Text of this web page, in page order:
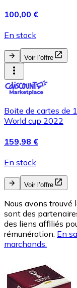
100,00 €
En stock
Voir l’offre
Boite de cartes de
World cup 2022
159,98 €
En stock
Voir l’offre
Nous avons trouvé
sont des
des liens affiliés
rémunération. En
marchands.